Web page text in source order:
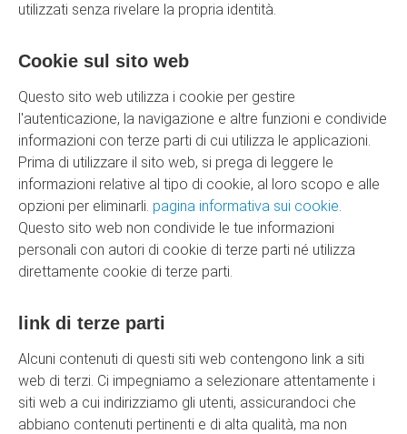
utilizzati senza rivelare la propria identità.
Cookie sul sito web
Questo sito web utilizza i cookie per gestire
l'autenticazione, la navigazione e altre funzioni e condivide
informazioni con terze parti di cui utilizza le applicazioni.
Prima di utilizzare il sito web, si prega di leggere le
informazioni relative al tipo di cookie, al loro scopo e alle
opzioni per eliminarli. pagina informativa sui cookie.
Questo sito web non condivide le tue informazioni
personali con autori di cookie di terze parti né utilizza
direttamente cookie di terze parti.
link di terze parti
Alcuni contenuti di questi siti web contengono link a siti
web di terzi. Ci impegniamo a selezionare attentamente i
siti web a cui indirizziamo gli utenti, assicurandoci che
abbiano contenuti pertinenti e di alta qualità, ma non